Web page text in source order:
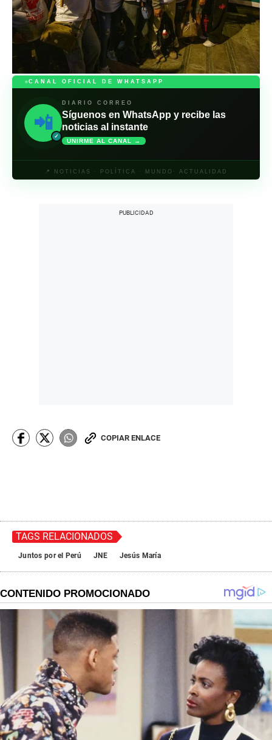
CANAL OFICIAL DE WHATSAPP
📲
✓
DIARIO CORREO
Síguenos en WhatsApp y recibe las
noticias al instante
UNIRME AL CANAL →
📍 NOTICIAS · POLÍTICA · MUNDO· ACTUALIDAD
COPIAR ENLACE
TAGS RELACIONADOS
Juntos por el Perú JNE Jesús María